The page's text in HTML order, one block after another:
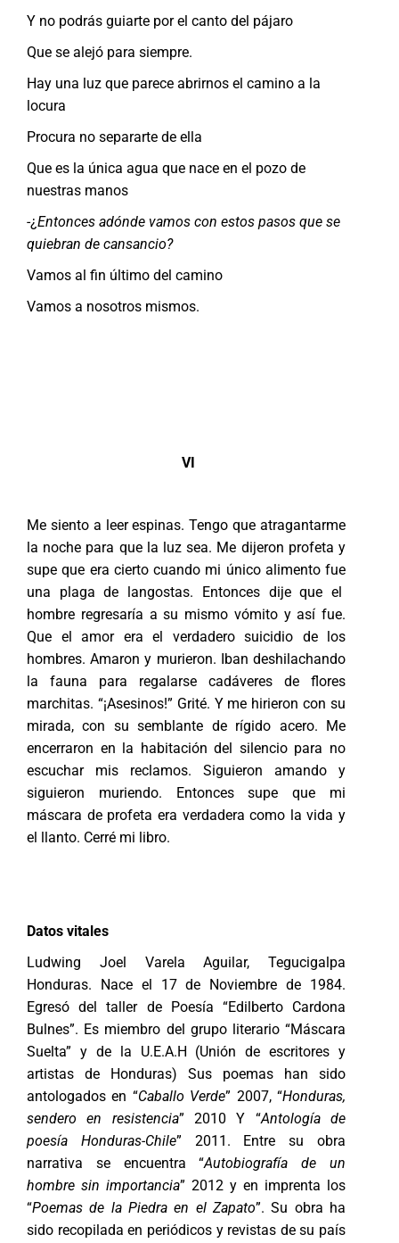
Y no podrás guiarte por el canto del pájaro
Que se alejó para siempre.
Hay una luz que parece abrirnos el camino a la
locura
Procura no separarte de ella
Que es la única agua que nace en el pozo de
nuestras manos
-¿Entonces adónde vamos con estos pasos que se
quiebran de cansancio?
Vamos al fin último del camino
Vamos a nosotros mismos.
VI
Me siento a leer espinas. Tengo que atragantarme
la noche para que la luz sea. Me dijeron profeta y
supe que era cierto cuando mi único alimento fue
una plaga de langostas. Entonces dije que el
hombre regresaría a su mismo vómito y así fue.
Que el amor era el verdadero suicidio de los
hombres. Amaron y murieron. Iban deshilachando
la fauna para regalarse cadáveres de flores
marchitas. “¡Asesinos!” Grité. Y me hirieron con su
mirada, con su semblante de rígido acero. Me
encerraron en la habitación del silencio para no
escuchar mis reclamos. Siguieron amando y
siguieron muriendo. Entonces supe que mi
máscara de profeta era verdadera como la vida y
el llanto. Cerré mi libro.
Datos vitales
Ludwing Joel Varela Aguilar, Tegucigalpa
Honduras. Nace el 17 de Noviembre de 1984.
Egresó del taller de Poesía “Edilberto Cardona
Bulnes”. Es miembro del grupo literario “Máscara
Suelta” y de la U.E.A.H (Unión de escritores y
artistas de Honduras) Sus poemas han sido
antologados en “Caballo Verde” 2007, “Honduras,
sendero en resistencia” 2010 Y “Antología de
poesía Honduras-Chile” 2011. Entre su obra
narrativa se encuentra “Autobiografía de un
hombre sin importancia” 2012 y en imprenta los
“Poemas de la Piedra en el Zapato”. Su obra ha
sido recopilada en periódicos y revistas de su país